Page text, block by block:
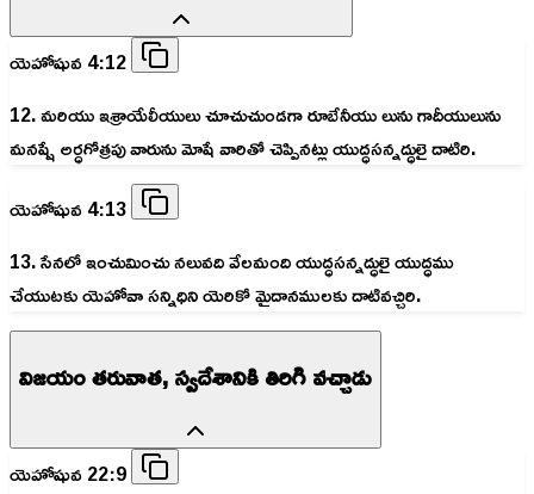
యెహోషువ 4:12
12. మరియు ఇశ్రాయేలీయులు చూచుచుండగా రూబేనీయు లును గాదీయులును
మనష్షే అర్ధగోత్రపు వారును మోషే వారితో చెప్పినట్లు యుద్ధసన్నద్ధులై దాటిరి.
యెహోషువ 4:13
13. సేనలో ఇంచుమించు నలువది వేలమంది యుద్ధసన్నద్ధులై యుద్ధము
చేయుటకు యెహోవా సన్నిధిని యెరికో మైదానములకు దాటివచ్చిరి.
విజయం తరువాత, స్వదేశానికి తిరిగి వచ్చాడు
యెహోషువ 22:9